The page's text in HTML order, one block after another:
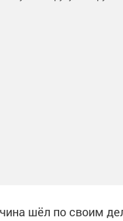
шёл по своим